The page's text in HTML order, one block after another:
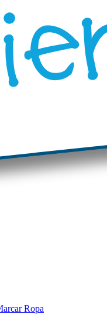
Etiquetas
grandes
Ropa